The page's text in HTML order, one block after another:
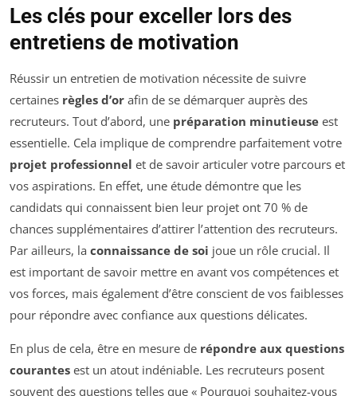
Les clés pour exceller lors des
entretiens de motivation
Réussir un entretien de motivation nécessite de suivre
certaines règles d’or afin de se démarquer auprès des
recruteurs. Tout d’abord, une préparation minutieuse est
essentielle. Cela implique de comprendre parfaitement votre
projet professionnel et de savoir articuler votre parcours et
vos aspirations. En effet, une étude démontre que les
candidats qui connaissent bien leur projet ont 70 % de
chances supplémentaires d’attirer l’attention des recruteurs.
Par ailleurs, la connaissance de soi joue un rôle crucial. Il
est important de savoir mettre en avant vos compétences et
vos forces, mais également d’être conscient de vos faiblesses
pour répondre avec confiance aux questions délicates.
En plus de cela, être en mesure de répondre aux questions
courantes est un atout indéniable. Les recruteurs posent
souvent des questions telles que « Pourquoi souhaitez-vous